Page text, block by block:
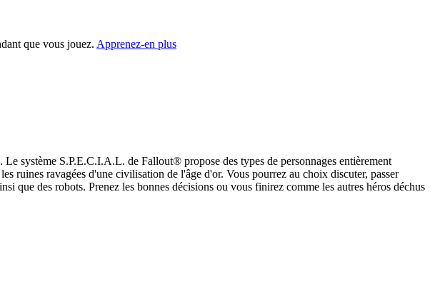
que vous jouez. Apprenez-en plus
système S.P.E.C.I.A.L. de Fallout® propose des types de personnages entièrement
ruines ravagées d'une civilisation de l'âge d'or. Vous pourrez au choix discuter, passer
que des robots. Prenez les bonnes décisions ou vous finirez comme les autres héros déchus